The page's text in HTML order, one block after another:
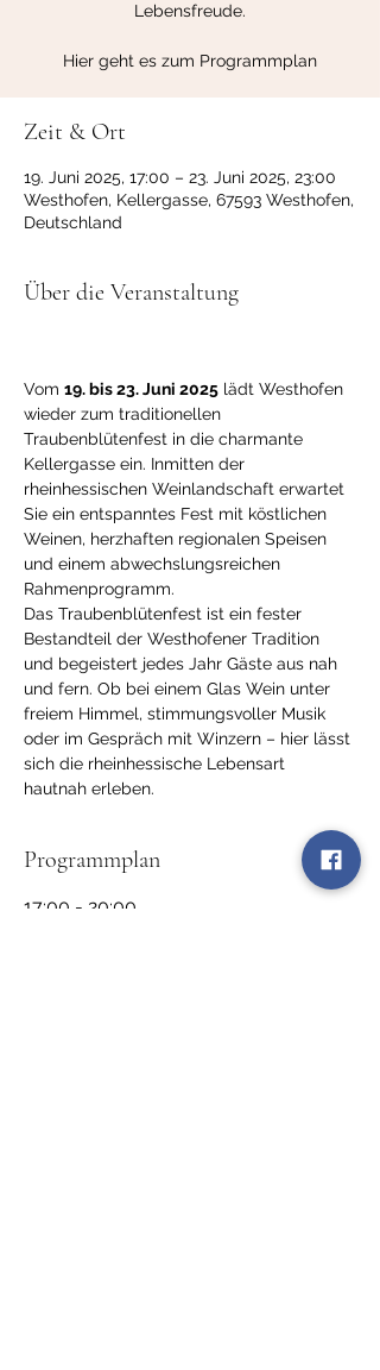
Lebensfreude.
Hier geht es zum Programmplan
Zeit & Ort
19. Juni 2025, 17:00 – 23. Juni 2025, 23:00
Westhofen, Kellergasse, 67593 Westhofen,
Deutschland
Über die Veranstaltung
Vom 19. bis 23. Juni 2025 lädt Westhofen
wieder zum traditionellen
Traubenblütenfest in die charmante
Kellergasse ein. Inmitten der
rheinhessischen Weinlandschaft erwartet
Sie ein entspanntes Fest mit köstlichen
Weinen, herzhaften regionalen Speisen
und einem abwechslungsreichen
Rahmenprogramm.
Das Traubenblütenfest ist ein fester
Bestandteil der Westhofener Tradition
und begeistert jedes Jahr Gäste aus nah
und fern. Ob bei einem Glas Wein unter
freiem Himmel, stimmungsvoller Musik
oder im Gespräch mit Winzern – hier lässt
sich die rheinhessische Lebensart
hautnah erleben.
Programmplan
17:00 - 20:00